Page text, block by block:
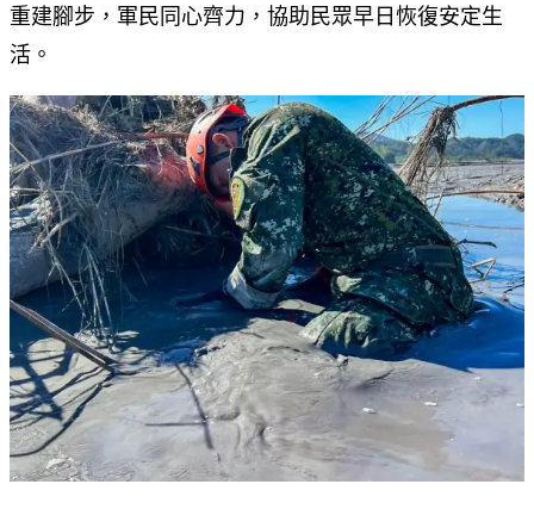
重建腳步，軍民同心齊力，協助民眾早日恢復安定生
活。